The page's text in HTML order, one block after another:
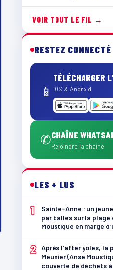
VOIR TOUT LE FIL →
RESTEZ CONNECTÉ
📱
TÉLÉCHARGER
iOS & Android
✆CHAÎNE
Rejoindre la chaîne
LES + LUS
1
Sainte-Anne : un
par balles sur la plage
Moustique en marge
2 Après l’after yoles, la
Meunier (Anse
couverte de déchets